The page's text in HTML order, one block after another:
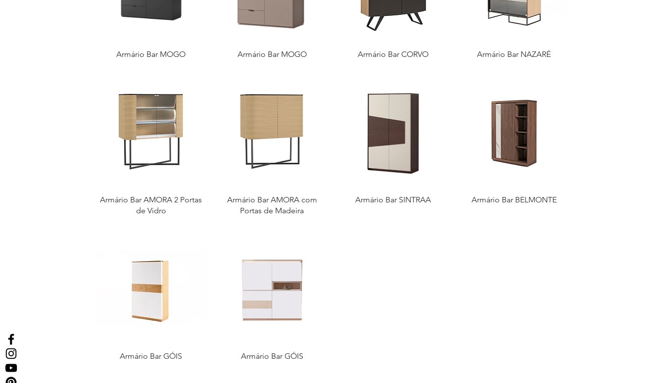
Armário Bar MOGO Armário Bar MOGO Armário Bar CORVO Armário Bar NAZARÉ
Armário Bar AMORA 2 Portas
de Vidro
Armário Bar AMORA com
Portas de Madeira
Armário Bar SINTRAA Armário Bar BELMONTE
Armário Bar GÓIS Armário Bar GÓIS